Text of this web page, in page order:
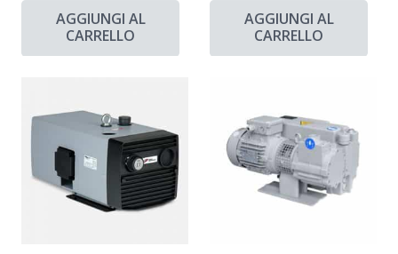
AGGIUNGI AL
CARRELLO
AGGIUNGI AL
CARRELLO